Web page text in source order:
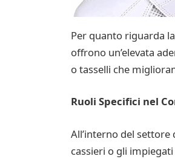
Per quanto riguarda
offrono un’elevata
o tasselli che
Ruoli Specifici nel
All’interno del
cassieri o gli